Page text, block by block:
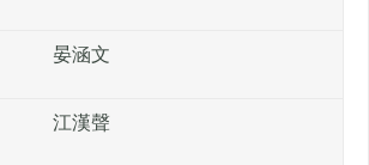
晏涵文
江漢聲